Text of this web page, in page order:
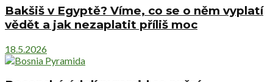
Bakšiš v Egyptě? Víme, co se o něm vyplatí
vědět a jak nezaplatit příliš moc
18.5.2026